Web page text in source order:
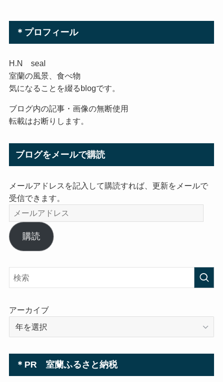
＊プロフィール
H.N seal
室蘭の風景、食べ物
気になることを綴るblogです。
ブログ内の記事・画像の無断使用
転載はお断りします。
ブログをメールで購読
メールアドレスを記入して購読すれば、更新をメールで
受信できます。
メ
ー
ル
ア
レ
ス
購読
アーカイブ
＊PR 室蘭ふるさと納税